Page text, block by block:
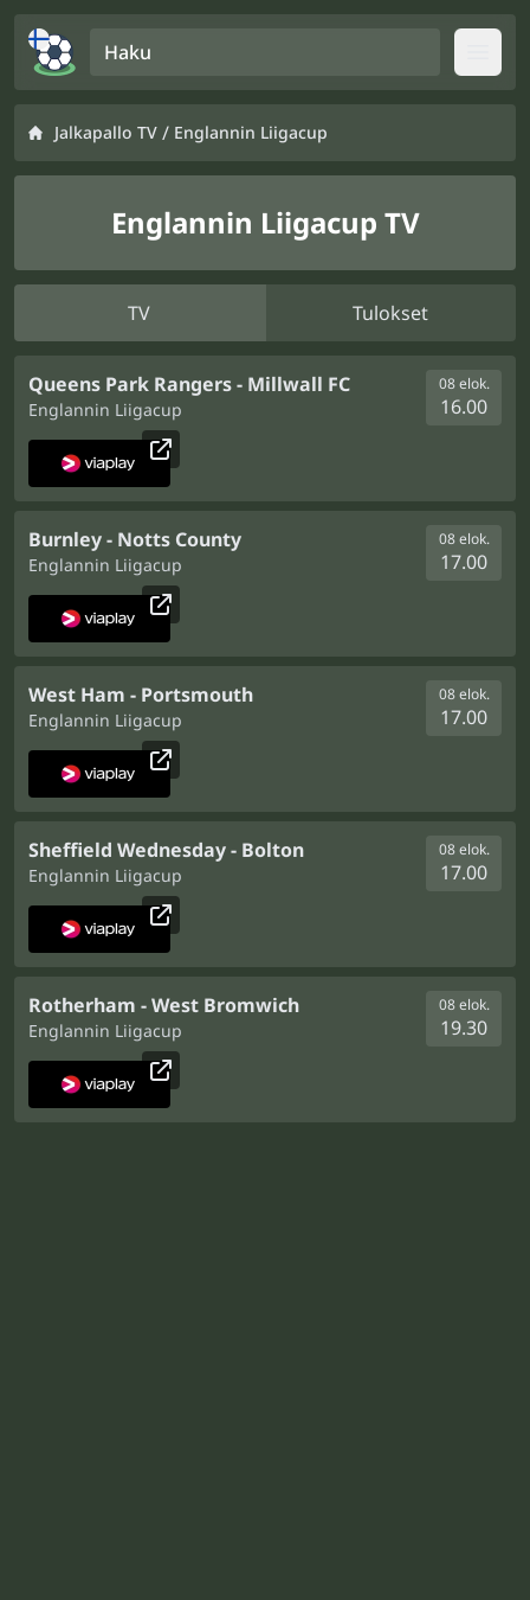
Jalkapallo TV / Englannin Liigacup
Englannin Liigacup TV
TV Tulokset
Queens Park Rangers - Millwall FC
Englannin Liigacup
08 elok.
16.00
Burnley - Notts County
Englannin Liigacup
08 elok.
17.00
West Ham - Portsmouth
Englannin Liigacup
08 elok.
17.00
Sheffield Wednesday - Bolton
Englannin Liigacup
08 elok.
17.00
Rotherham - West Bromwich
Englannin Liigacup
08 elok.
19.30